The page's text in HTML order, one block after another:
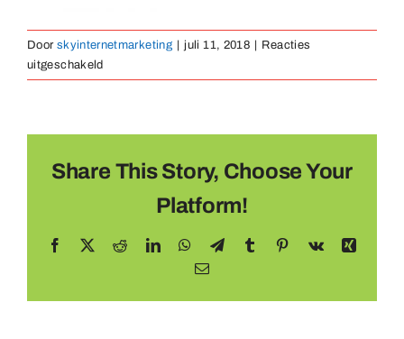
Door skyinternetmarketing | juli 11, 2018 | Reacties
uitgeschakeldvoor
button-
Share This Story, Choose Your
Platform!
Facebook RedditLinkedInWhatsApp
TelegramTumblr Pinterest
Vk
Xing
E-